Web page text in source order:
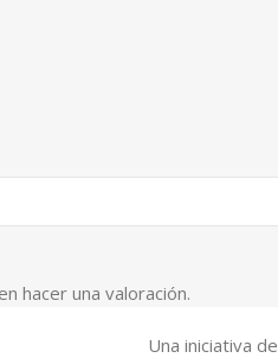
hacer una valoración.
Una iniciativa de